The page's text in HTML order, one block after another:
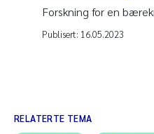
Forskning for en
Publisert: 16.05.2023
RELATERTE TEMA